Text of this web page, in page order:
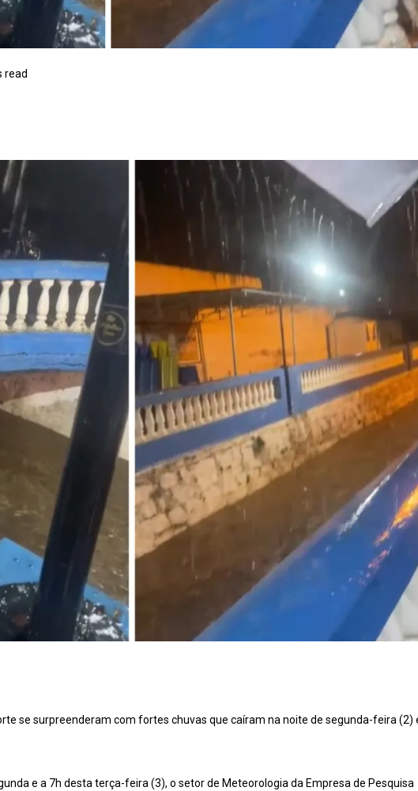
read
se surpreenderam com fortes chuvas que caíram na noite de segunda-feira (2)
e a 7h desta terça-feira (3), o setor de Meteorologia da Empresa de Pesquisa